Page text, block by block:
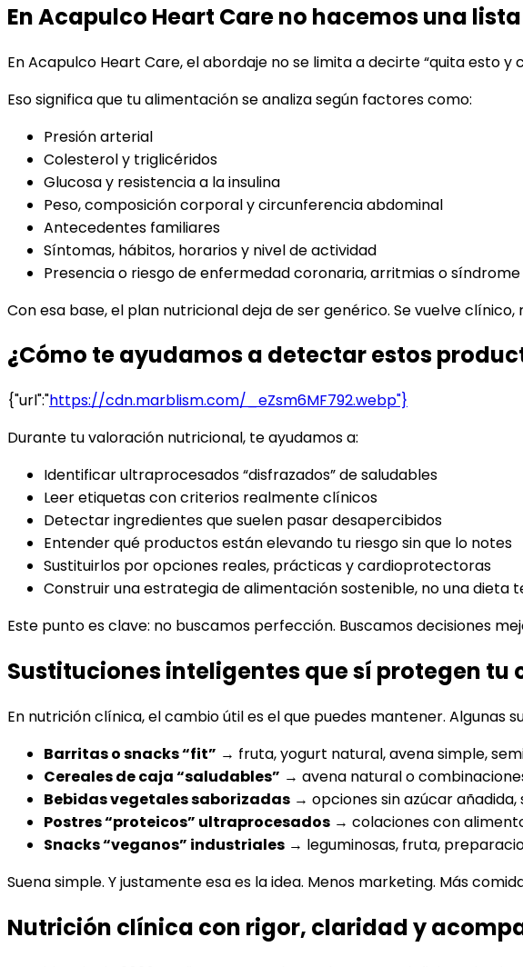
En Acapulco Heart Care no hacemos una
En Acapulco Heart Care, el abordaje no se limita a decirte “quita esto y
Eso significa que tu alimentación se analiza según factores como:
Presión arterial
Colesterol y triglicéridos
Glucosa y resistencia a la insulina
Peso, composición corporal y circunferencia abdominal
Antecedentes familiares
Síntomas, hábitos, horarios y nivel de actividad
Presencia o riesgo de enfermedad coronaria, arritmias o
Con esa base, el plan nutricional deja de ser genérico. Se vuelve clínico,
¿Cómo te ayudamos a detectar estos
{"url":"https://cdn.marblism.com/_eZsm6MF792.webp"}
Durante tu valoración nutricional, te ayudamos a:
Identificar ultraprocesados “disfrazados” de saludables
Leer etiquetas con criterios realmente clínicos
Detectar ingredientes que suelen pasar desapercibidos
Entender qué productos están elevando tu riesgo sin que lo notes
Sustituirlos por opciones reales, prácticas y cardioprotectoras
Construir una estrategia de alimentación sostenible, no una dieta
Este punto es clave: no buscamos perfección. Buscamos decisiones
Sustituciones inteligentes que sí protegen tu
En nutrición clínica, el cambio útil es el que puedes mantener. Algunas
Barritas o snacks “fit” → fruta, yogurt natural, avena simple,
Cereales de caja “saludables” → avena natural o
Bebidas vegetales saborizadas → opciones sin azúcar
Postres “proteicos” ultraprocesados → colaciones con
Snacks “veganos” industriales → leguminosas, fruta,
Suena simple. Y justamente esa es la idea. Menos marketing. Más
Nutrición clínica con rigor, claridad y